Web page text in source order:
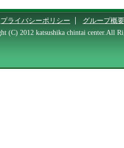
プライバシーポリシー
グループ概要
(C) 2012 katsushika chintai center.All